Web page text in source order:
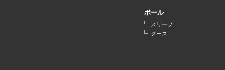
ボール
スリーブ
ダース